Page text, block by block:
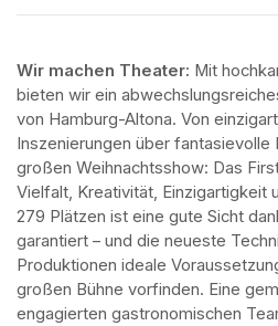
Wir machen Theater: Mit
bieten wir ein
von Hamburg-Altona. Von
Inszenierungen über fantasievolle
großen Weihnachtsshow: Das
Vielfalt, Kreativität, Einzigartigkeit
279 Plätzen ist eine gute Sicht
garantiert – und die neueste
Produktionen ideale
großen Bühne vorfinden. Eine
engagierten gastronomischen